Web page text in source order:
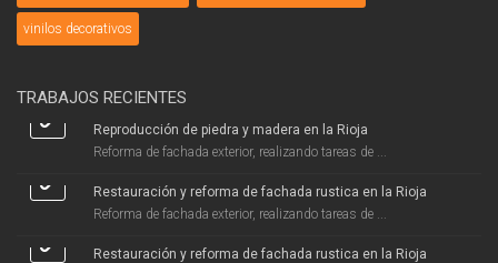
vinilos decorativos
TRABAJOS RECIENTES
Reproducción de piedra y madera en la Rioja
Reforma de fachada exterior, realizando tareas de ...
Restauración y reforma de fachada rustica en la Rioja
Reforma de fachada exterior, realizando tareas de ...
Restauración y reforma de fachada rustica en la Rioja